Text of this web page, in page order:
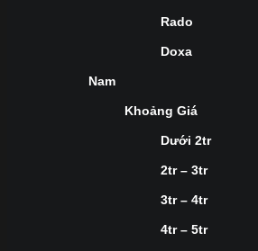
Rado
Doxa
Nam
Khoảng Giá
Dưới 2tr
2tr – 3tr
3tr – 4tr
4tr – 5tr